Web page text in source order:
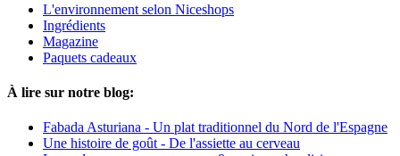
L'environnement selon Niceshops
Ingrédients
Magazine
Paquets cadeaux
À lire sur notre blog:
Fabada Asturiana - Un plat traditionnel du Nord de l'Espagne
Une histoire de goût - De l'assiette au cerveau